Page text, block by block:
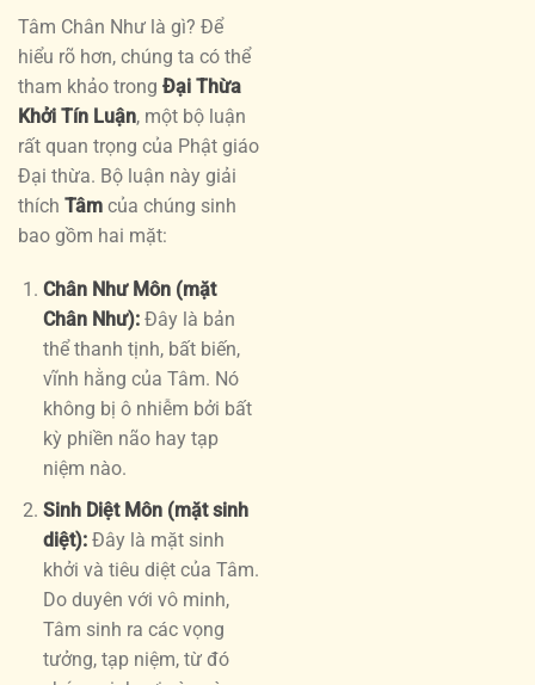
Tâm Chân Như là gì? Để
hiểu rõ hơn, chúng ta có thể
tham khảo trong Đại Thừa
Khởi Tín Luận, một bộ luận
rất quan trọng của Phật giáo
Đại thừa. Bộ luận này giải
thích Tâm của chúng sinh
bao gồm hai mặt:
Chân Như Môn (mặt
Chân Như):Đây là bản
thể thanh tịnh, bất biến,
vĩnh hằng của Tâm. Nó
không bị ô nhiễm bởi bất
kỳ phiền não hay tạp
niệm nào.
Sinh Diệt Môn (mặt sinh
diệt):Đây là mặt sinh
khởi và tiêu diệt của Tâm.
Do duyên với vô minh,
Tâm sinh ra các vọng
tưởng, tạp niệm, từ đó